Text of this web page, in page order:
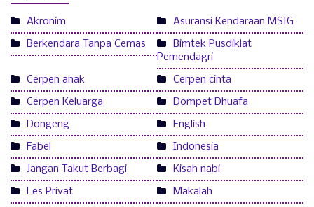
Akronim
Asuransi Kendaraan MSIG
Berkendara Tanpa Cemas
Bimtek Pusdiklat
Pemendagri
Cerpen anak
Cerpen cinta
Cerpen Keluarga
Dompet Dhuafa
Dongeng
English
Fabel
Indonesia
Jangan Takut Berbagi
Kisah nabi
Les Privat
Makalah